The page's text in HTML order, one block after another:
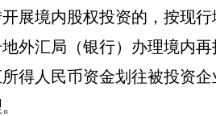
展境内股权投资的，按现行
外汇局（银行）办理境内
得人民币资金划往被投资